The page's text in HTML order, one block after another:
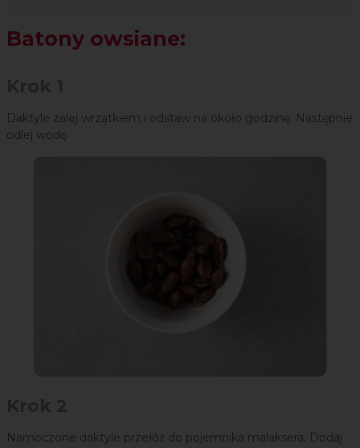
Batony owsiane:
Daktyle zalej wrzątkiem i odstaw na około godzinę. Następnie
odlej wodę
Namoczone daktyle przełóż do pojemnika malaksera. Dodaj